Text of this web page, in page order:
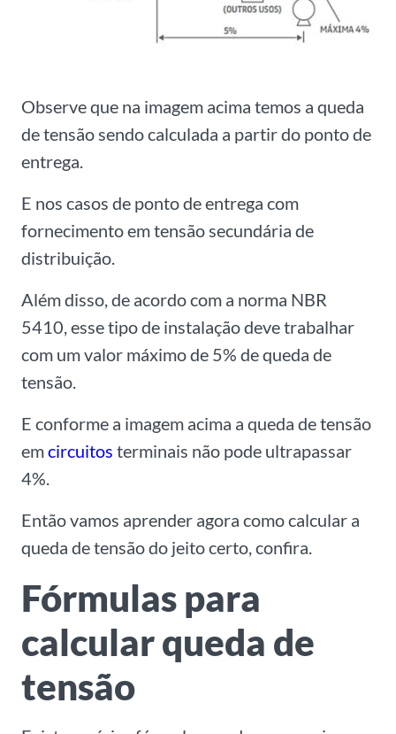
Observe que na imagem acima temos a queda
de tensão sendo calculada a partir do ponto de
entrega.
E nos casos de ponto de entrega com
fornecimento em tensão secundária de
distribuição.
Além disso, de acordo com a norma NBR
5410, esse tipo de instalação deve trabalhar
com um valor máximo de 5% de queda de
tensão.
E conforme a imagem acima a queda de tensão
emcircuitos terminais não pode ultrapassar
4%.
Então vamos aprender agora como calcular a
queda de tensão do jeito certo, confira.
Fórmulas para
calcular queda de
tensão